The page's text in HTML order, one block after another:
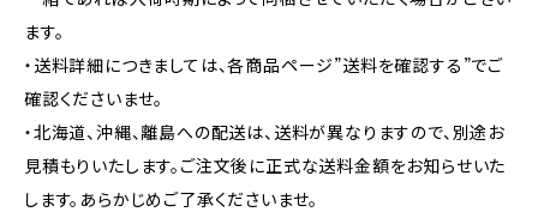
ます。
・送料詳細につきましては、各商品ページ”送料を確認する”でご
確認くださいませ。
・北海道、沖縄、離島への配送は、送料が異なりますので、別途お
見積もりいたします。ご注文後に正式な送料金額をお知らせいた
します。あらかじめご了承くださいませ。